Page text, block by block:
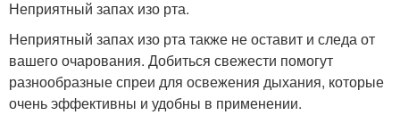
Неприятный запах изо рта.
Неприятный запах изо рта также не оставит и следа от
вашего очарования. Добиться свежести помогут
разнообразные спреи для освежения дыхания, которые
очень эффективны и удобны в применении.